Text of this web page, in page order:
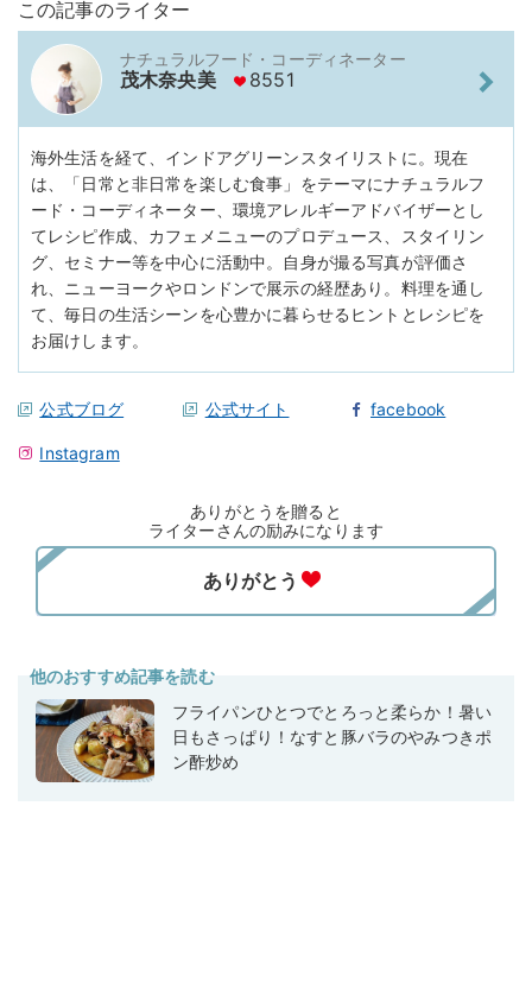
この記事のライター
ナチュラルフード・コーディネーター
茂木奈央美 8551
海外生活を経て、インドアグリーンスタイリストに。現在
は、「日常と非日常を楽しむ食事」をテーマにナチュラルフ
ード・コーディネーター、環境アレルギーアドバイザーとし
てレシピ作成、カフェメニューのプロデュース、スタイリン
グ、セミナー等を中心に活動中。自身が撮る写真が評価さ
れ、ニューヨークやロンドンで展示の経歴あり。料理を通し
て、毎日の生活シーンを心豊かに暮らせるヒントとレシピを
お届けします。
公式ブログ 公式サイト facebook
Instagram
ありがとうを贈ると
ライターさんの励みになります
他のおすすめ記事を読む
フライパンひとつでとろっと柔らか！暑い
日もさっぱり！なすと豚バラのやみつきポ
ン酢炒め